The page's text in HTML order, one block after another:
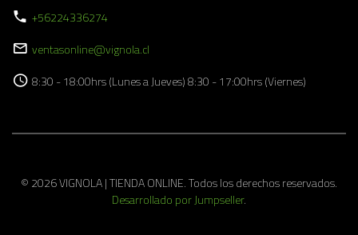
+56224336274
ventasonline@vignola.cl
8:30 - 18:00hrs (Lunes a Jueves) 8:30 - 17:00hrs (Viernes)
© 2026 VIGNOLA | TIENDA ONLINE. Todos los derechos reservados.
Desarrollado por Jumpseller.